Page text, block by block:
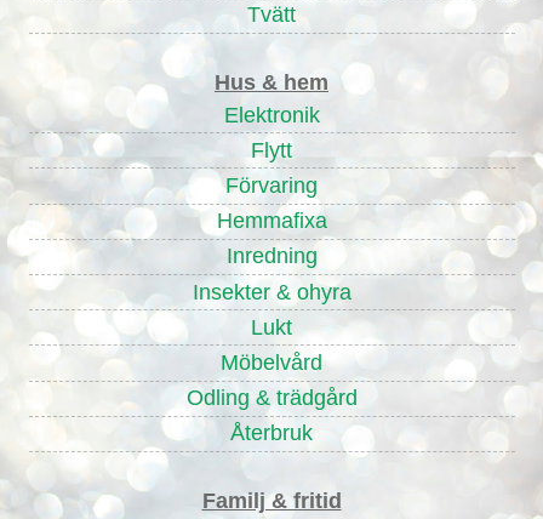
Tvätt
Hus & hem
Elektronik
Flytt
Förvaring
Hemmafixa
Inredning
Insekter & ohyra
Lukt
Möbelvård
Odling & trädgård
Återbruk
Familj & fritid